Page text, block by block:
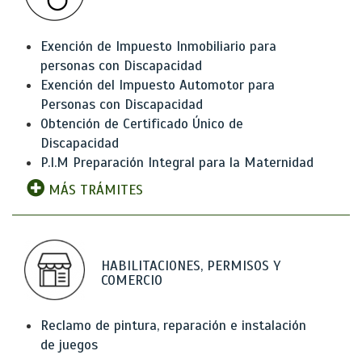
Exención de Impuesto Inmobiliario para
personas con Discapacidad
Exención del Impuesto Automotor para
Personas con Discapacidad
Obtención de Certificado Único de
Discapacidad
P.I.M Preparación Integral para la Maternidad
MÁS TRÁMITES
HABILITACIONES, PERMISOS Y
COMERCIO
Reclamo de pintura, reparación e instalación
de juegos